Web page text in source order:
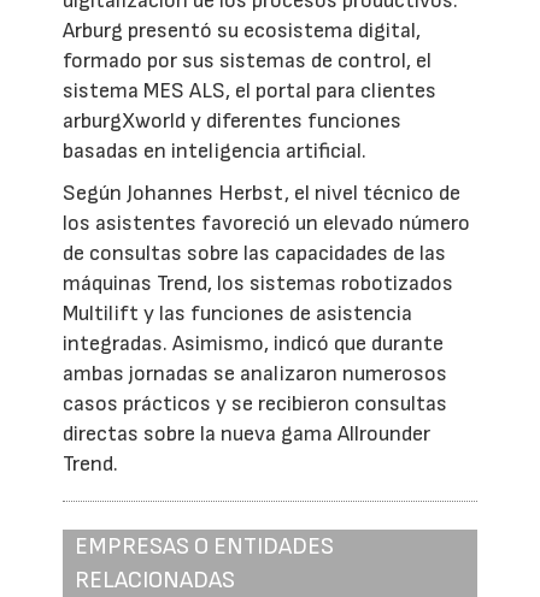
Arburg presentó su ecosistema digital,
formado por sus sistemas de control, el
sistema MES ALS, el portal para clientes
arburgXworld y diferentes funciones
basadas en inteligencia artificial.
Según Johannes Herbst, el nivel técnico de
los asistentes favoreció un elevado número
de consultas sobre las capacidades de las
máquinas Trend, los sistemas robotizados
Multilift y las funciones de asistencia
integradas. Asimismo, indicó que durante
ambas jornadas se analizaron numerosos
casos prácticos y se recibieron consultas
directas sobre la nueva gama Allrounder
Trend.
EMPRESAS O ENTIDADES
RELACIONADAS